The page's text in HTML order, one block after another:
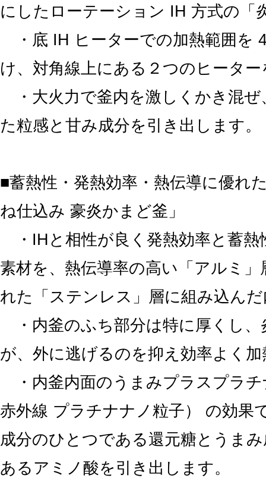
にしたローテーション IH 方式の「
・底 IH ヒーターでの加熱範囲を
け、対角線上にある２つのヒータ
・大火力で釜内を激しくかき混ぜ
た粒感と甘み成分を引き出します。
■蓄熱性・発熱効率・熱伝導に優れ
ね仕込み 豪炎かまど釜」
・IHと相性が良く発熱効率と蓄熱
素材を、熱伝導率の高い「アルミ」
れた「ステンレス」層に組み込ん
・内釜のふち部分は特に厚くし、
が、外に逃げるのを抑え効率よく
・内釜内面のうまみプラスプラチ
赤外線 プラチナナノ粒子） の効果
成分のひとつである還元糖とうま
あるアミノ酸を引き出します。